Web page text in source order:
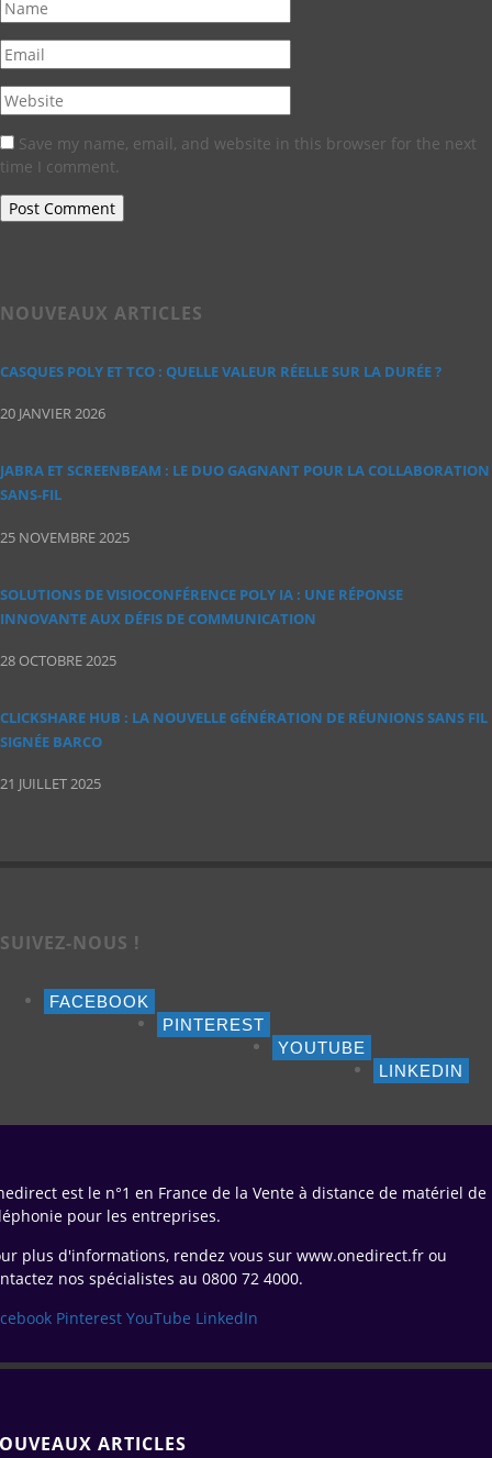
Save my name, email, and website in this browser for the next
time I comment.
NOUVEAUX ARTICLES
CASQUES POLY ET TCO : QUELLE VALEUR RÉELLE SUR LA DURÉE ?
20 JANVIER 2026
JABRA ET SCREENBEAM : LE DUO GAGNANT POUR LA COLLABORATION
SANS‑FIL
25 NOVEMBRE 2025
SOLUTIONS DE VISIOCONFÉRENCE POLY IA : UNE RÉPONSE
INNOVANTE AUX DÉFIS DE COMMUNICATION
28 OCTOBRE 2025
CLICKSHARE HUB : LA NOUVELLE GÉNÉRATION DE RÉUNIONS SANS FIL
SIGNÉE BARCO
21 JUILLET 2025
SUIVEZ-NOUS !
FACEBOOK
PINTEREST
YOUTUBE
LINKEDIN
est le n°1 en France de la Vente à distance de matériel de
pour les entreprises.
plus d'informations, rendez vous sur www.onedirect.fr ou
nos spécialistes au 0800 72 4000.
Pinterest YouTube LinkedIn
ARTICLES